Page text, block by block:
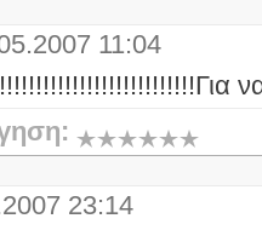
11:04
23:14